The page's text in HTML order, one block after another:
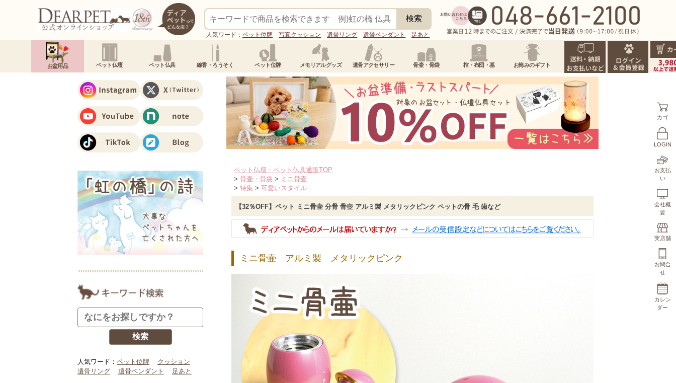
人気ワード：ペット位牌 写真クッション 遺骨リング 遺骨ペンダント 足あと
お盆用品 ペット仏壇 ペット仏具 線香・ろうそく ペット位牌 メモリアルグッズ 遺骨アクセサリー 骨壷・骨袋 棺・布団・墓 お悔みのギフト
カゴ
LOGIN
お支払
い
会社概
要
実店舗
お問合
せ
カレン
ダー
ペット仏壇・ペット仏具通販TOP
> 骨壷・骨袋 > ミニ骨壷
> 特集 > 可愛いスタイル
【32％OFF】ペット ミニ骨壷 分骨 骨壺 アルミ製 メタリックピンク ペットの骨 毛 歯など
ミニ骨壷 アルミ製 メタリックピンク